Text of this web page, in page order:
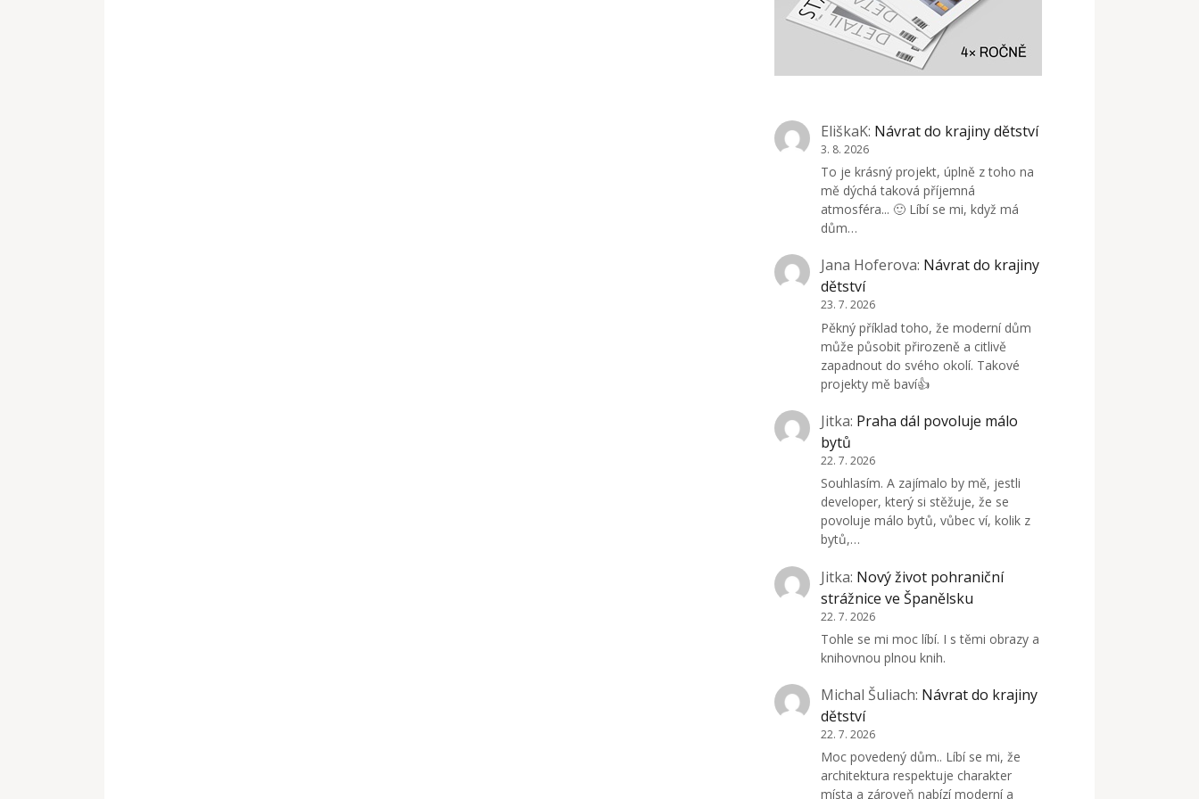
EliškaK: Návrat do krajiny dětství
3. 8. 2026
To je krásný projekt, úplně z toho na
mě dýchá taková příjemná
atmosféra... 🙂 Líbí se mi, když má
dům…
Jana Hoferova: Návrat do krajiny
dětství
23. 7. 2026
Pěkný příklad toho, že moderní dům
může působit přirozeně a citlivě
zapadnout do svého okolí. Takové
projekty mě baví👍
Jitka: Praha dál povoluje málo
bytů
22. 7. 2026
Souhlasím. A zajímalo by mě, jestli
developer, který si stěžuje, že se
povoluje málo bytů, vůbec ví, kolik z
bytů,…
Jitka: Nový život pohraniční
strážnice ve Španělsku
22. 7. 2026
Tohle se mi moc líbí. I s těmi obrazy a
knihovnou plnou knih.
Michal Šuliach: Návrat do krajiny
dětství
22. 7. 2026
Moc povedený dům.. Líbí se mi, že
architektura respektuje charakter
místa a zároveň nabízí moderní a